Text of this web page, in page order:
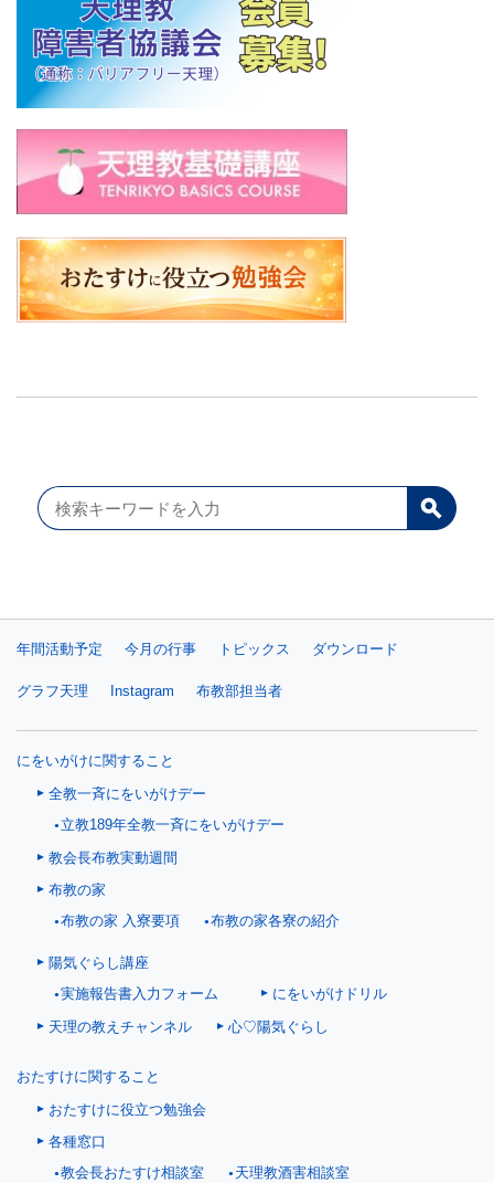
年間活動予定 今月の行事 トピックス ダウンロード
グラフ天理 Instagram 布教部担当者
にをいがけに関すること
全教一斉にをいがけデー
立教189年全教一斉にをいがけデー
教会長布教実動週間
布教の家
布教の家 入寮要項 布教の家各寮の紹介
陽気ぐらし講座
実施報告書入力フォーム
にをいがけドリル
天理の教えチャンネル
心♡陽気ぐらし
おたすけに関すること
おたすけに役立つ勉強会
各種窓口
教会長おたすけ相談室 天理教酒害相談室